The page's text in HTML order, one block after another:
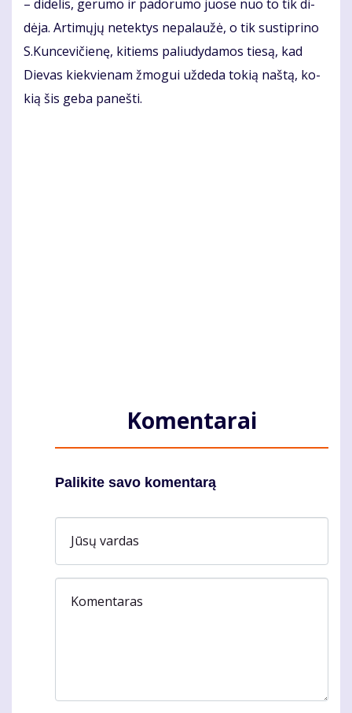
– di­de­lis, ge­ru­mo ir pa­do­ru­mo juo­se nuo to tik di­
dė­ja. Ar­ti­mų­jų ne­tek­tys ne­pa­lau­žė, o tik su­stip­ri­no
S.Kun­ce­vi­čie­nę, ki­tiems pa­liu­dy­da­mos tie­są, kad
Die­vas kiek­vie­nam žmo­gui už­de­da to­kią naš­tą, ko­
kią šis ge­ba pa­neš­ti.
Komentarai
Palikite savo komentarą
Jūsų vardas
Komentaras